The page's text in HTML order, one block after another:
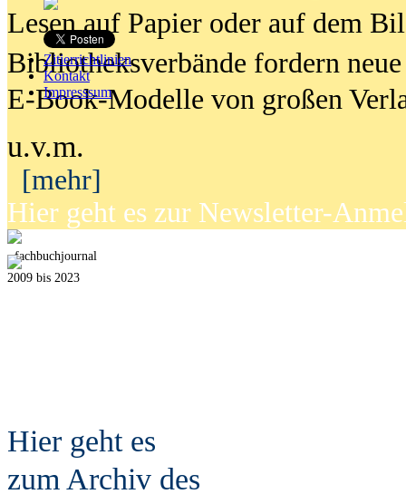
Zitierrichtlinien
Kontakt
Impresssum
Lesen auf Papier oder auf dem
Bibliotheksverbände fordern neue
E-Book-Modelle von großen
u.v.m.
[mehr]
Hier geht es zur Newsletter-
fachbuchjournal
2009 bis 2023
Hier geht es
zum Archiv des